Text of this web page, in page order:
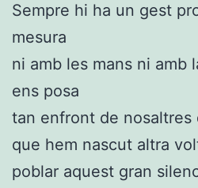
Sempre hi ha un gest
mesura
ni amb les mans ni amb
ens posa
tan enfront de nosaltres
que hem nascut altra
poblar aquest gran